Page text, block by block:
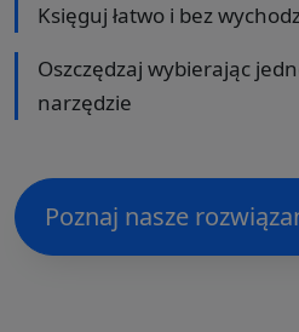
Księguj łatwo i bez
Oszczędzaj wybierając
narzędzie
Poznaj nasze